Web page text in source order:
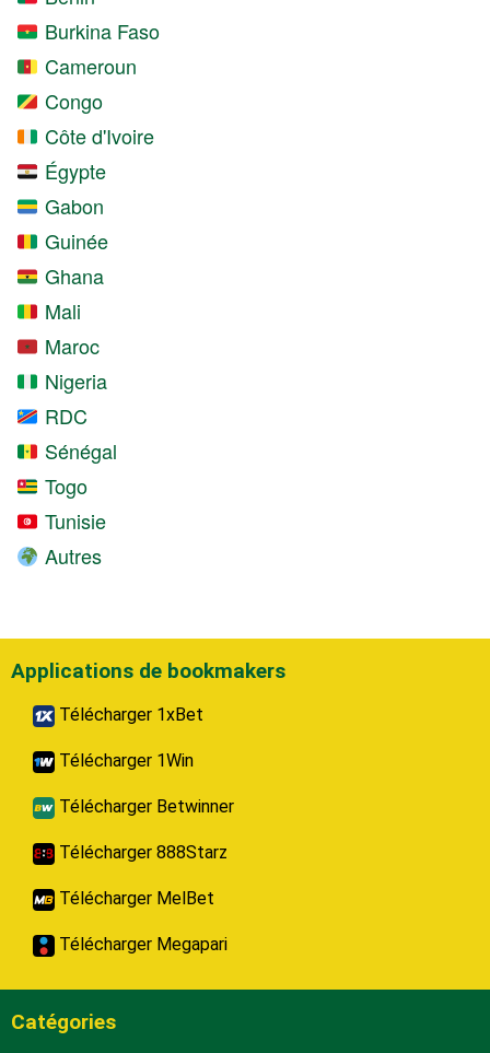
Burkina Faso
Cameroun
Congo
Côte d'Ivoire
Égypte
Gabon
Guinée
Ghana
Mali
Maroc
Nigeria
RDC
Sénégal
Togo
Tunisie
Autres
Applications de bookmakers
Télécharger 1xBet
Télécharger 1Win
Télécharger Betwinner
Télécharger 888Starz
Télécharger MelBet
Télécharger Megapari
Catégories